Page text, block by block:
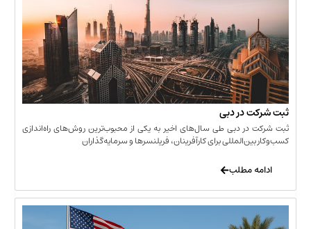
در دبی
دبی طی سال‌های اخیر به یکی از محبوب‌ترین روش‌های راه‌اندازی
برای کارآفرینان، فریلنسرها و سرمایه‌گذاران